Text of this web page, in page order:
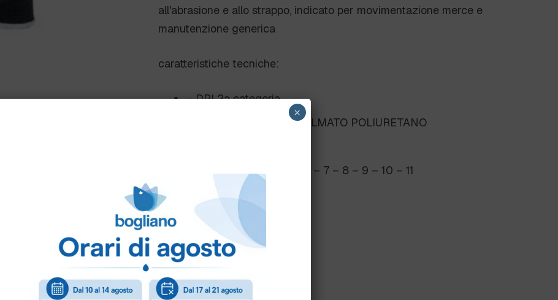
all'abrasione e allo strappo, indicato per movimentazione merce e
manutenzione generica
caratteristiche tecniche:
– DPI 2a categoria
– MATERIALE 100% SPALMATO POLIURETANO
– TAGLIE DISPONIBILI 6 – 7 – 8 – 9 – 10 – 11
– EN388 4131
– CONF.120 PAIA
Scheda Tecnica
×